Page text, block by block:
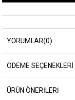
YORUMLAR(0)
ÖDEME SEÇENEKLERI
ÜRÜN ÖNERILERI